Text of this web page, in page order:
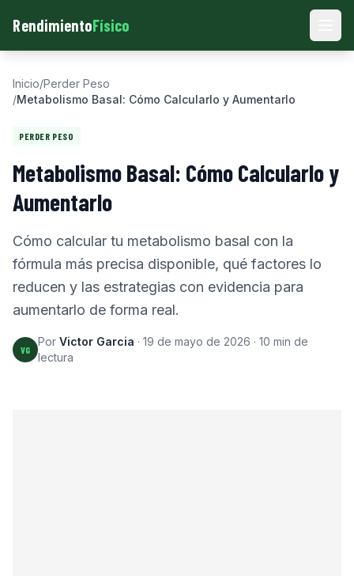
RendimientoFísico
Inicio/Perder Peso
/Metabolismo Basal: Cómo Calcularlo y Aumentarlo
PERDER PESO
Metabolismo Basal: Cómo Calcularlo y
Aumentarlo
Cómo calcular tu metabolismo basal con la
fórmula más precisa disponible, qué factores lo
reducen y las estrategias con evidencia para
aumentarlo de forma real.
VG
Por Victor Garcia · 19 de mayo de 2026 · 10 min de
lectura